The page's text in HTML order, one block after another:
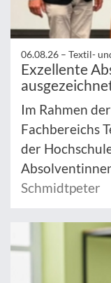
06.08.26 – Textil-
Exzellente
Im Rahmen
Fachbereichs
der
Schmidtpeter